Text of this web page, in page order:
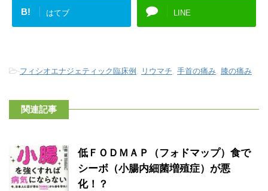
B! はてブ LINE
-フィシオエナジェティック臨床例 , リウマチ, 手首の痛み, 膝の痛み
関連記事
低ＦＯＤＭＡＰ（フォドマップ）食で
シーボ（小腸内細菌増殖症）が悪
化！？